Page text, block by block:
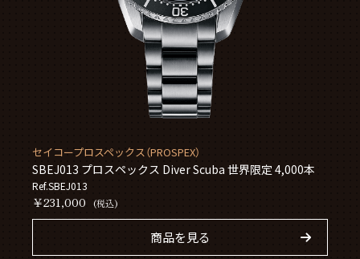
セイコープロスペックス（PROSPEX）
SBEJ013 プロスペックス Diver Scuba 世界限定 4,000本
Ref.SBEJ013
￥231,000 (税込)
商品を見る